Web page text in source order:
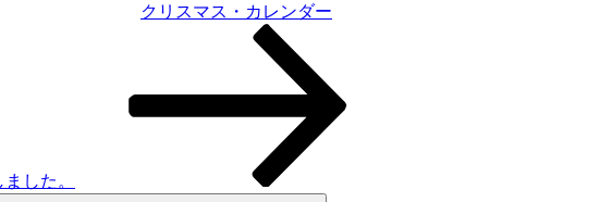
クリスマス・カレンダー
した。